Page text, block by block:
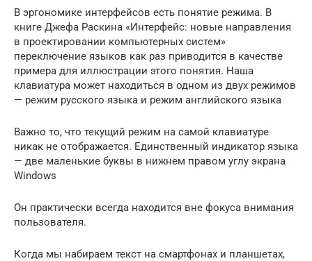
В эргономике интерфейсов есть понятие режима. В
книге Джефа Раскина «Интерфейс: новые направления
в проектировании компьютерных систем»
переключение языков как раз приводится в качестве
примера для иллюстрации этого понятия. Наша
клавиатура может находиться в одном из двух режимов
— режим русского языка и режим английского языка
Важно то, что текущий режим на самой клавиатуре
никак не отображается. Единственный индикатор языка
— две маленькие буквы в нижнем правом углу экрана
Windows
Он практически всегда находится вне фокуса внимания
пользователя.
Когда мы набираем текст на смартфонах и планшетах,